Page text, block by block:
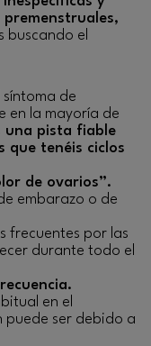
buscando el
síntoma de
en la mayoría de
una pista fiable
que tenéis ciclos
de ovarios”.
embarazo o de
frecuentes por las
durante todo el
en el
puede ser debido a